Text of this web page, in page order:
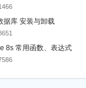
据库 安装与卸载
8s 常用函数、表达式